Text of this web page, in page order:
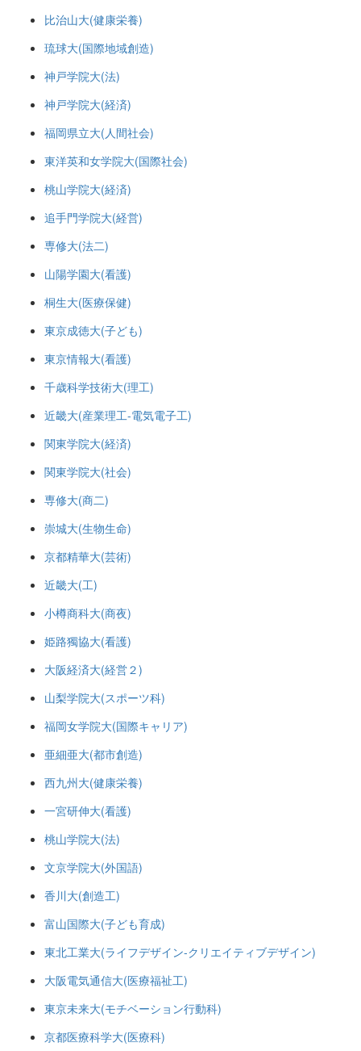
比治山大(健康栄養)
琉球大(国際地域創造)
神戸学院大(法)
神戸学院大(経済)
福岡県立大(人間社会)
東洋英和女学院大(国際社会)
桃山学院大(経済)
追手門学院大(経営)
専修大(法二)
山陽学園大(看護)
桐生大(医療保健)
東京成徳大(子ども)
東京情報大(看護)
千歳科学技術大(理工)
近畿大(産業理工-電気電子工)
関東学院大(経済)
関東学院大(社会)
専修大(商二)
崇城大(生物生命)
京都精華大(芸術)
近畿大(工)
小樽商科大(商夜)
姫路獨協大(看護)
大阪経済大(経営２)
山梨学院大(スポーツ科)
福岡女学院大(国際キャリア)
亜細亜大(都市創造)
西九州大(健康栄養)
一宮研伸大(看護)
桃山学院大(法)
文京学院大(外国語)
香川大(創造工)
富山国際大(子ども育成)
東北工業大(ライフデザイン-クリエイティブデザイン)
大阪電気通信大(医療福祉工)
東京未来大(モチベーション行動科)
京都医療科学大(医療科)